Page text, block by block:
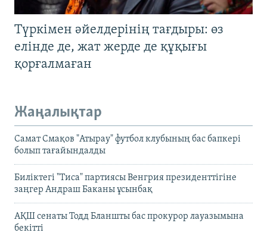
Түркімен әйелдерінің тағдыры: өз
елінде де, жат жерде де құқығы
қорғалмаған
Жаңалықтар
Самат Смақов "Атырау" футбол клубының бас бапкері
болып тағайындалды
Биліктегі "Тиса" партиясы Венгрия президенттігіне
заңгер Андраш Баканы ұсынбақ
АҚШ сенаты Тодд Бланшты бас прокурор лауазымына
бекітті